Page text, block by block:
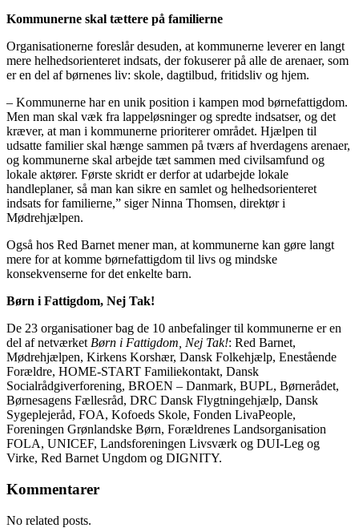
Kommunerne skal tættere på familierne
Organisationerne foreslår desuden, at kommunerne leverer en langt
mere helhedsorienteret indsats, der fokuserer på alle de arenaer, som
er en del af børnenes liv: skole, dagtilbud, fritidsliv og hjem.
– Kommunerne har en unik position i kampen mod børnefattigdom.
Men man skal væk fra lappeløsninger og spredte indsatser, og det
kræver, at man i kommunerne prioriterer området. Hjælpen til
udsatte familier skal hænge sammen på tværs af hverdagens arenaer,
og kommunerne skal arbejde tæt sammen med civilsamfund og
lokale aktører. Første skridt er derfor at udarbejde lokale
handleplaner, så man kan sikre en samlet og helhedsorienteret
indsats for familierne,” siger Ninna Thomsen, direktør i
Mødrehjælpen.
Også hos Red Barnet mener man, at kommunerne kan gøre langt
mere for at komme børnefattigdom til livs og mindske
konsekvenserne for det enkelte barn.
Børn i Fattigdom, Nej Tak!
De 23 organisationer bag de 10 anbefalinger til kommunerne er en
del af netværket Børn i Fattigdom, Nej Tak!: Red Barnet,
Mødrehjælpen, Kirkens Korshær, Dansk Folkehjælp, Enestående
Forældre, HOME-START Familiekontakt, Dansk
Socialrådgiverforening, BROEN – Danmark, BUPL, Børnerådet,
Børnesagens Fællesråd, DRC Dansk Flygtningehjælp, Dansk
Sygeplejeråd, FOA, Kofoeds Skole, Fonden LivaPeople,
Foreningen Grønlandske Børn, Forældrenes Landsorganisation
FOLA, UNICEF, Landsforeningen Livsværk og DUI-Leg og
Virke, Red Barnet Ungdom og DIGNITY.
Kommentarer
No related posts.